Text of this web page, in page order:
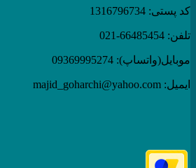
کد پستی: 1316796734
تلفن: 66485454-021
موبایل(واتساپ): 09369995274
ایمیل: majid_goharchi@yahoo.com